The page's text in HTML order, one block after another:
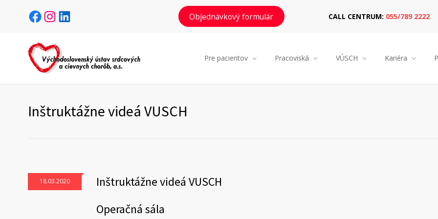
Facebook Instagram LinkedIn Objednávkový formulár CALL CENTRUM: 055/789 2222
Pre pacientov Pracoviská VÚSCH Kariéra
Inštruktážne videá VUSCH
18.03.2020
Inštruktážne videá VUSCH
Operačná sála